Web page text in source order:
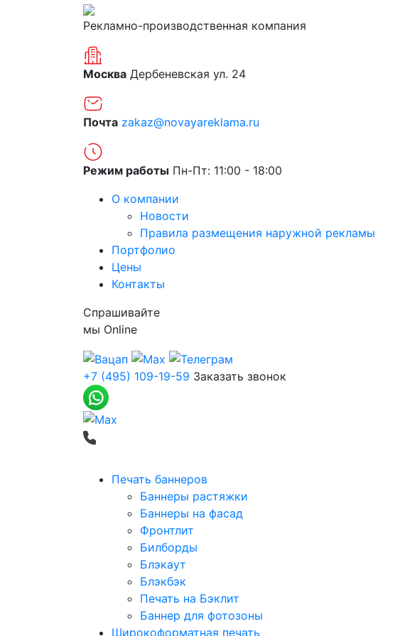
Рекламно-производственная компания
Москва Дербеневская ул. 24
Почта zakaz@novayareklama.ru
Режим работы Пн-Пт: 11:00 - 18:00
О компании
Новости
Правила размещения наружной рекламы
Портфолио
Цены
Контакты
Спрашивайте
мы Online
+7 (495) 109-19-59 Заказать звонок
Печать баннеров
Баннеры растяжки
Баннеры на фасад
Фронтлит
Билборды
Блэкаут
Блэкбэк
Печать на Бэклит
Баннер для фотозоны
Широкоформатная печать